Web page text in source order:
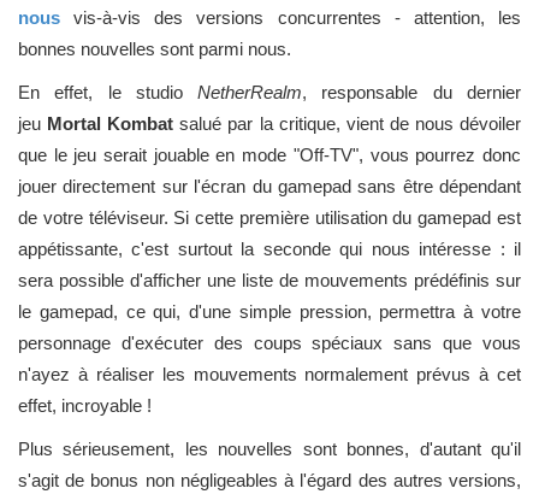
nous
vis-à-vis des versions concurrentes - attention, les
bonnes nouvelles sont parmi nous.
En effet, le studioNetherRealm, responsable du dernier
jeu Mortal Kombat salué par la critique, vient de nous dévoiler
que le jeu serait jouable en mode "Off-TV", vous pourrez donc
jouer directement sur l'écran du gamepad sans être dépendant
de votre téléviseur. Si cette première utilisation du gamepad est
appétissante, c'est surtout la seconde qui nous intéresse : il
sera possible d'afficher une liste de mouvements prédéfinis sur
le gamepad, ce qui, d'une simple pression, permettra à votre
personnage d'exécuter des coups spéciaux sans que vous
n'ayez à réaliser les mouvements normalement prévus à cet
effet, incroyable !
Plus sérieusement, les nouvelles sont bonnes, d'autant qu'il
s'agit de bonus non négligeables à l'égard des autres versions,